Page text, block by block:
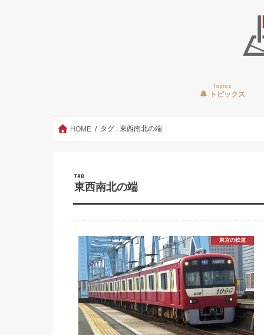
Topics
トピックス
HOME タグ : 東西南北の端
TAG
東西南北の端
東京の鉄道